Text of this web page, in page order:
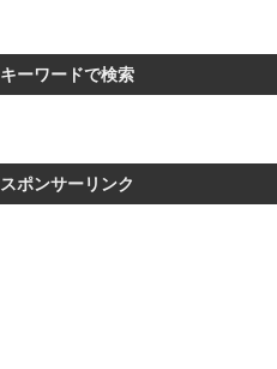
キーワードで検索
スポンサーリンク